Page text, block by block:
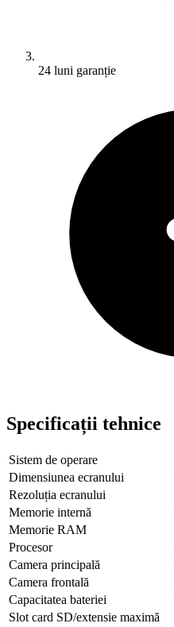
24 luni garanție
Specificații tehnice
Sistem de operare
Dimensiunea ecranului
Rezoluția ecranului
Memorie internă
Memorie RAM
Procesor
Camera principală
Camera frontală
Capacitatea bateriei
Slot card SD/extensie maximă